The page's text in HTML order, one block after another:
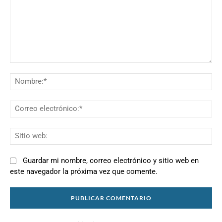
Guardar mi nombre, correo electrónico y sitio web en
este navegador la próxima vez que comente.